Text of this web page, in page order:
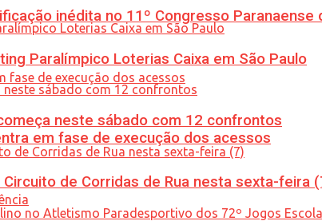
inédita no 11º Congresso
em fase de execução dos acessos
Paralímpico Loterias Caixa em São Paulo
neste sábado com 12 confrontos
de Corridas de Rua nesta sexta-feira